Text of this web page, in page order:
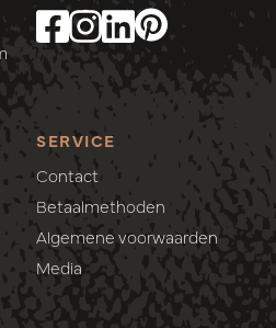
SERVICE
Contact
Betaalmethoden
Algemene voorwaarden
Media